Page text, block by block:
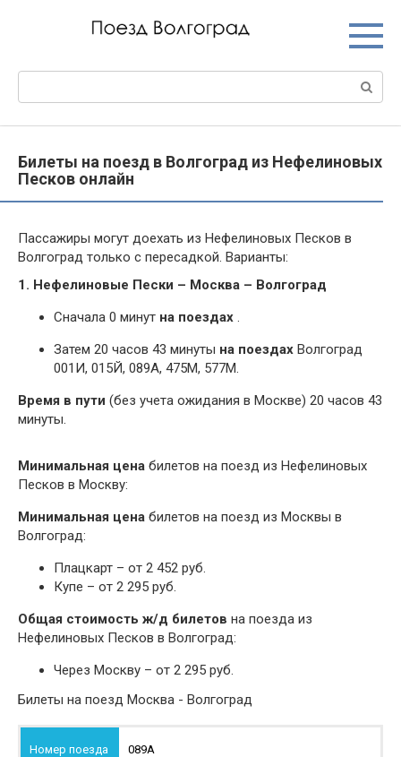
Билеты на поезд в Волгоград из Нефелиновых
Песков онлайн
Пассажиры могут доехать из Нефелиновых Песков в
Волгоград только с пересадкой. Варианты:
1. Нефелиновые Пески – Москва – Волгоград
Сначала 0 минут на поездах .
Затем 20 часов 43 минуты на поездах Волгоград
001И, 015Й, 089А, 475М, 577М.
Время в пути (без учета ожидания в Москве) 20 часов 43
минуты.
Минимальная цена билетов на поезд из Нефелиновых
Песков в Москву:
Минимальная цена билетов на поезд из Москвы в
Волгоград:
Плацкарт – от 2 452 руб.
Купе – от 2 295 руб.
Общая стоимость ж/д билетов на поезда из
Нефелиновых Песков в Волгоград:
Через Москву – от 2 295 руб.
Билеты на поезд Москва - Волгоград
089А